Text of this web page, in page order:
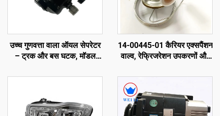
उच्च गुणवत्ता वाला ऑयल सेपरेटर
– ट्रक और बस घटक, मॉडल
ट्रांसीकोल्ड एक्सारियोस
14-00445-01 कैरियर एक्सपैंशन
वाल्व, रेफ्रिजरेशन उपकरणों और
लिए मूल फैक्टरी घटक